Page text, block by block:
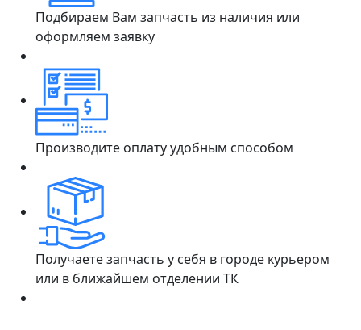
Подбираем Вам запчасть из наличия или
оформляем заявку
Производите оплату удобным способом
Получаете запчасть у себя в городе курьером
или в ближайшем отделении ТК